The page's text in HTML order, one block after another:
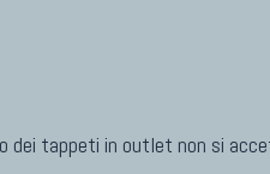
tappeti in outlet non si